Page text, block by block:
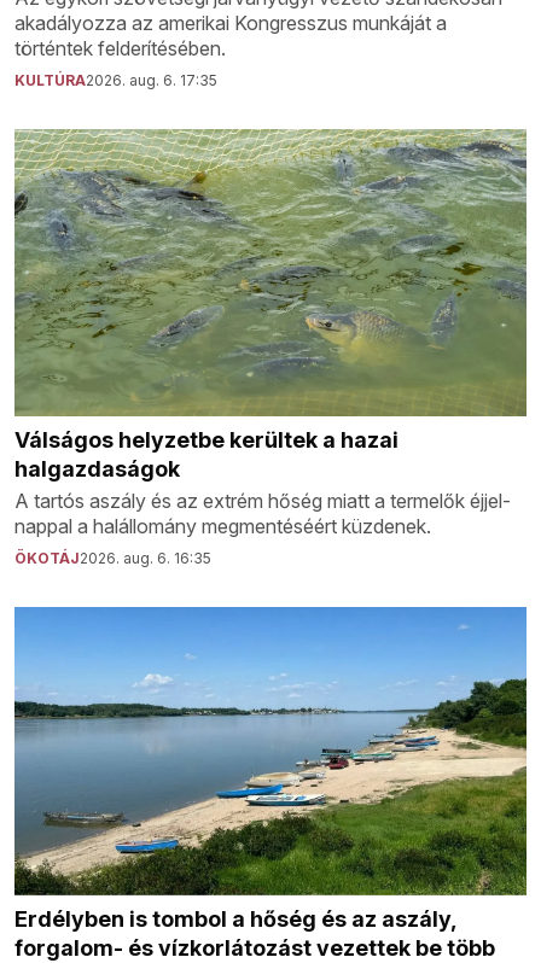
akadályozza az amerikai Kongresszus munkáját a
történtek felderítésében.
KULTÚRA2026. aug. 6. 17:35
Válságos helyzetbe kerültek a hazai
halgazdaságok
A tartós aszály és az extrém hőség miatt a termelők éjjel-
nappal a halállomány megmentéséért küzdenek.
ÖKOTÁJ2026. aug. 6. 16:35
Erdélyben is tombol a hőség és az aszály,
forgalom- és vízkorlátozást vezettek be több